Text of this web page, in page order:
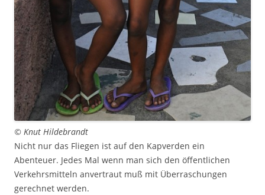
© Knut Hildebrandt
Nicht nur das Fliegen ist auf den Kapverden ein
Abenteuer. Jedes Mal wenn man sich den öffentlichen
Verkehrsmitteln anvertraut muß mit Überraschungen
gerechnet werden.